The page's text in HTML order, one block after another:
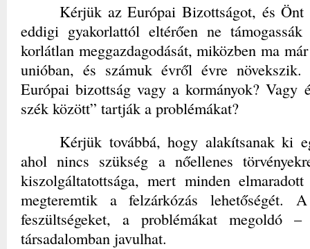
Kérjük az Európai Bizottságot, és Önt
eddigi gyakorlattól eltérően ne
korlátlan meggazdagodását, miközben ma
unióban, és számuk évről évre
Európai bizottság vagy a kormányok?
szék között” tartják a problémákat?
Kérjük továbbá, hogy alakítsanak ki
ahol nincs szükség a nőellenes
kiszolgáltatottsága, mert minden
megteremtik a felzárkózás lehetőségét.
feszültségeket, a problémákat megoldó
társadalomban javulhat.